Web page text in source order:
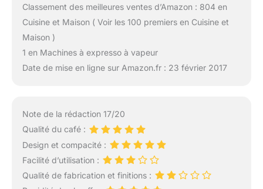
Classement des meilleures ventes d’Amazon : 804 en
Cuisine et Maison ( Voir les 100 premiers en Cuisine et
Maison )
1 en Machines à expresso à vapeur
Date de mise en ligne sur Amazon.fr : 23 février 2017
Note de la rédaction 17/20
Qualité du café :
Design et compacité :
Facilité d’utilisation :
Qualité de fabrication et finitions :